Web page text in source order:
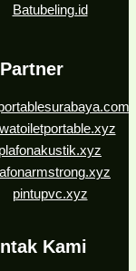
Batubeling.id
Partner
plafonakustik.xyz
pintupvc.xyz
Kami